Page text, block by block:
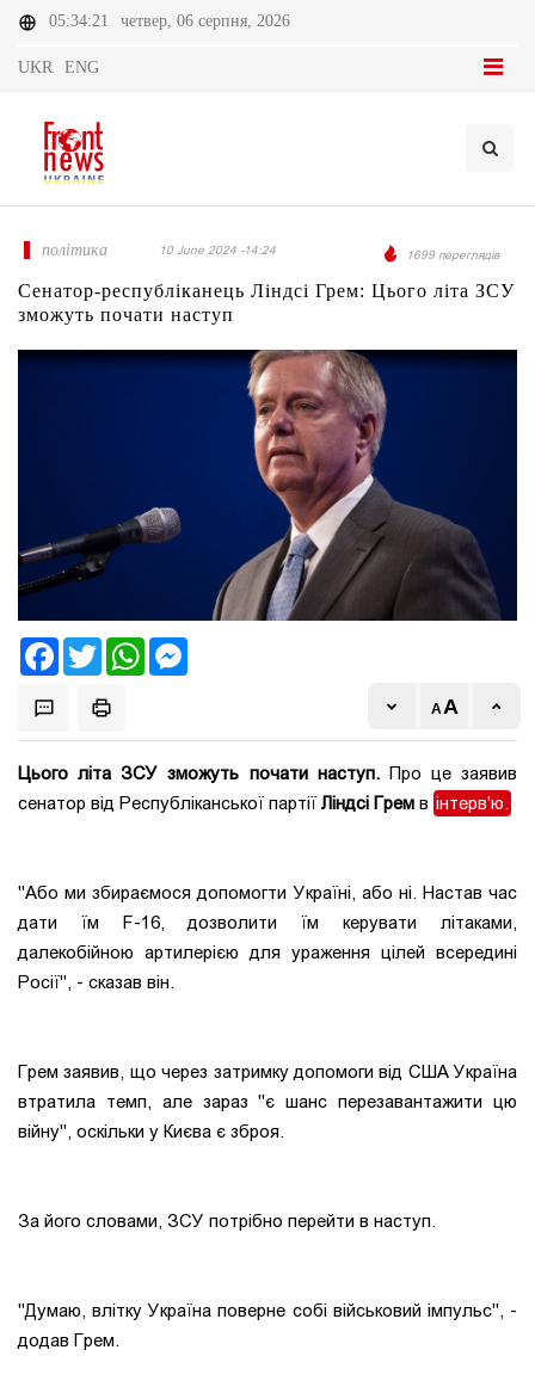
05:34:21 четвер, 06 серпня, 2026
UKR ENG
політика 10 June 2024 -14:24 1699 переглядів
Сенатор-республіканець Ліндсі Грем: Цього літа ЗСУ
зможуть почати наступ
FacebookTwitter WhatsApp
Цього літа ЗСУ зможуть почати наступ. Про це заявив
сенатор від Республіканської партії Ліндсі Грем в інтерв'ю.
"Або ми збираємося допомогти Україні, або ні. Настав час
дати їм F-16, дозволити їм керувати літаками,
далекобійною артилерією для ураження цілей всередині
Росії", - сказав він.
Грем заявив, що через затримку допомоги від США Україна
втратила темп, але зараз "є шанс перезавантажити цю
війну", оскільки у Києва є зброя.
За його словами, ЗСУ потрібно перейти в наступ.
"Думаю, влітку Україна поверне собі військовий імпульс", -
додав Грем.